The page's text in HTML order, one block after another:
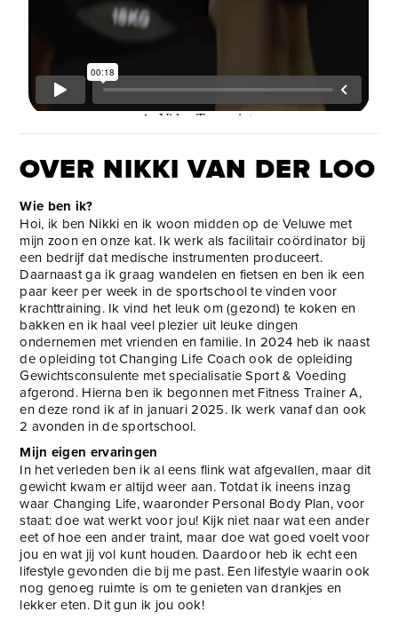
OVER NIKKI VAN DER LOO
Wie ben ik?
Hoi, ik ben Nikki en ik woon midden op de Veluwe met
mijn zoon en onze kat. Ik werk als facilitair coördinator bij
een bedrijf dat medische instrumenten produceert.
Daarnaast ga ik graag wandelen en fietsen en ben ik een
paar keer per week in de sportschool te vinden voor
krachttraining. Ik vind het leuk om (gezond) te koken en
bakken en ik haal veel plezier uit leuke dingen
ondernemen met vrienden en familie. In 2024 heb ik naast
de opleiding tot Changing Life Coach ook de opleiding
Gewichtsconsulente met specialisatie Sport & Voeding
afgerond. Hierna ben ik begonnen met Fitness Trainer A,
en deze rond ik af in januari 2025. Ik werk vanaf dan ook
2 avonden in de sportschool.
Mijn eigen ervaringen
In het verleden ben ik al eens flink wat afgevallen, maar dit
gewicht kwam er altijd weer aan. Totdat ik ineens inzag
waar Changing Life, waaronder Personal Body Plan, voor
staat: doe wat werkt voor jou! Kijk niet naar wat een ander
eet of hoe een ander traint, maar doe wat goed voelt voor
jou en wat jij vol kunt houden. Daardoor heb ik echt een
lifestyle gevonden die bij me past. Een lifestyle waarin ook
nog genoeg ruimte is om te genieten van drankjes en
lekker eten. Dit gun ik jou ook!